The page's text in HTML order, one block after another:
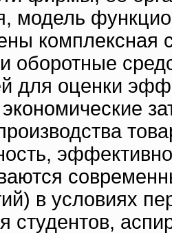
модель
комплексная
оборотные
для оценки
в условиях
студентов,